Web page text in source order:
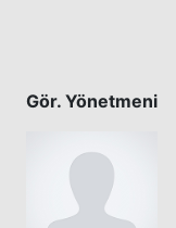
Gör. Yönetmeni